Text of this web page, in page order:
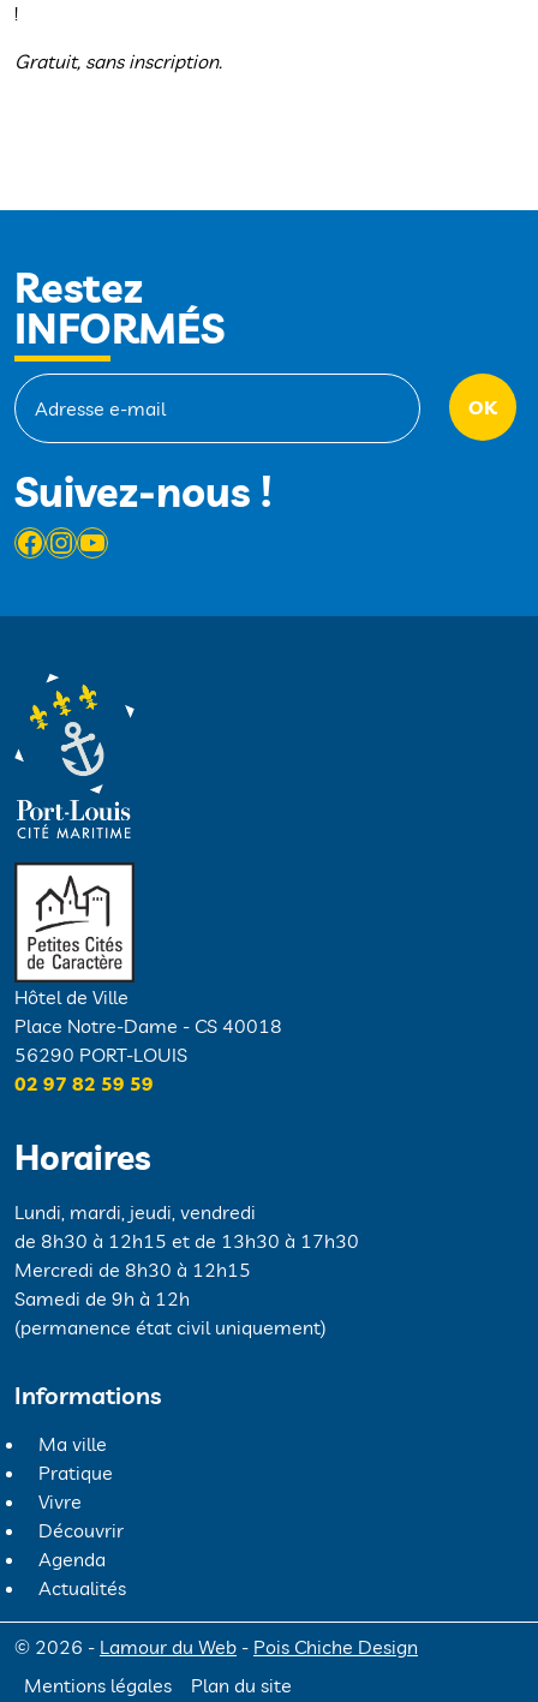
!
Gratuit, sans inscription.
Restez
INFORMÉS
Suivez-nous !
Facebook
Instagram
YouTube
Hôtel de Ville
Place Notre-Dame - CS 40018
56290 PORT-LOUIS
02 97 82 59 59
Horaires
Lundi, mardi, jeudi, vendredi
de 8h30 à 12h15 et de 13h30 à 17h30
Mercredi de 8h30 à 12h15
Samedi de 9h à 12h
(permanence état civil uniquement)
Informations
Ma ville
Pratique
Vivre
Découvrir
Agenda
Actualités
© 2026 - Lamour du Web - Pois Chiche Design
Mentions légales
Plan du site